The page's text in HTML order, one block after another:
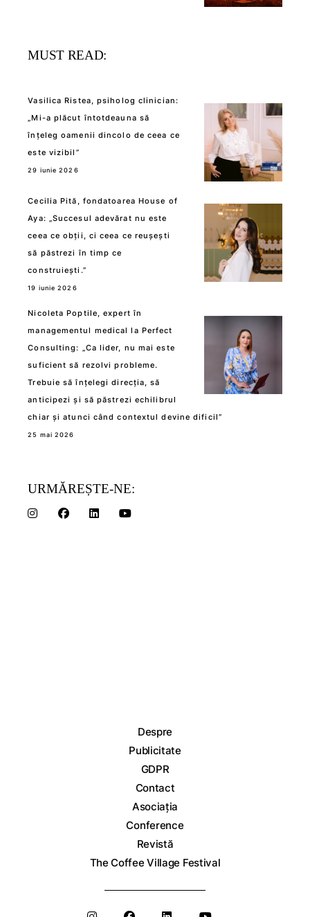
MUST READ:
Vasilica Ristea, psiholog clinician:
„Mi-a plăcut întotdeauna să
înțeleg oamenii dincolo de ceea ce
este vizibil”
29 iunie 2026
Cecilia Pită, fondatoarea House of
Aya: „Succesul adevărat nu este
ceea ce obții, ci ceea ce reușești
să păstrezi în timp ce
construiești.”
19 iunie 2026
Nicoleta Poptile, expert în
managementul medical la Perfect
Consulting: „Ca lider, nu mai este
suficient să rezolvi probleme.
Trebuie să înțelegi direcția, să
anticipezi și să păstrezi echilibrul
chiar și atunci când contextul devine dificil”
25 mai 2026
URMĂREȘTE-NE:
Despre
Publicitate
GDPR
Contact
Asociația
Conference
Revistă
The Coffee Village Festival